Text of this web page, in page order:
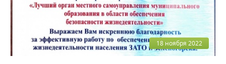
18 ноября 2022